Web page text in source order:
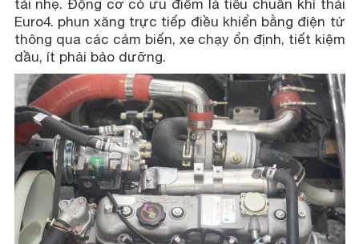
tải nhẹ. Động cơ có ưu điểm là tiêu chuẩn khí thải
Euro4. phun xăng trực tiếp điều khiển bằng điện tử
thông qua các cảm biến, xe chạy ổn định, tiết kiệm
dầu, ít phải bảo dưỡng.